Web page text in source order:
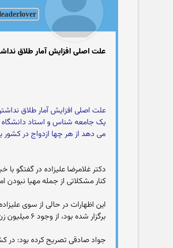
علت اصلی افزایش آمار طلاق
علت اصلی افزایش آمار طلاق
یک جامعه شناس و استاد دانشگاه
می دهد از هر چها ازدواج در
دکتر غلامرضا علیزاده در گفتگو
کنار مشکلاتی از جمله مهیا نبودن
این اظهارات در حالی از سوی
برگزار شده بود، از وجود ۶ میلیون زن طلاق گرفته در کشور خبر داد.
جواد صادقی تصریح کرده بود: در